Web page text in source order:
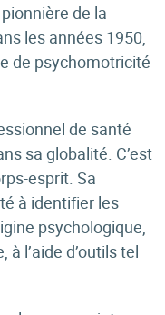
de la
les années 1950,
de psychomotricité
de santé
sa globalité. C’est
esprit. Sa
à identifier les
psychologique,
l’aide d’outils tel